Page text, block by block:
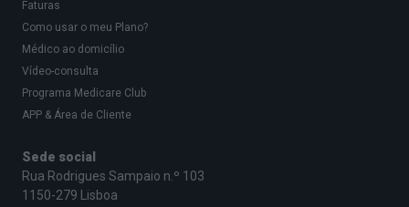
Faturas
Como usar o meu Plano?
Médico ao domicílio
Vídeo-consulta
Programa Medicare Club
APP & Área de Cliente
Sede social
Rua Rodrigues Sampaio n.º 103
1150-279 Lisboa